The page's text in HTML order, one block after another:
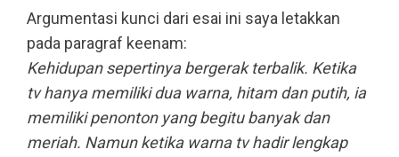
Argumentasi kunci dari esai ini saya letakkan
pada paragraf keenam:
Kehidupan sepertinya bergerak terbalik. Ketika
tv hanya memiliki dua warna, hitam dan putih, ia
memiliki penonton yang begitu banyak dan
meriah. Namun ketika warna tv hadir lengkap